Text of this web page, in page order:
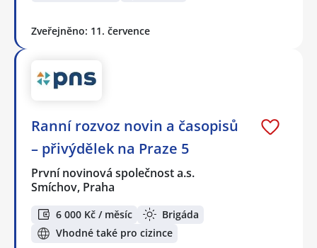
Zveřejněno: 11. července
Ranní rozvoz novin a časopisů
– přivýdělek na Praze 5
První novinová společnost a.s.
Smíchov, Praha
6 000 Kč / měsíc
Brigáda
Vhodné také pro cizince